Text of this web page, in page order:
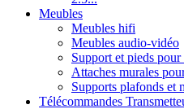
Meubles
Meubles hifi
Meubles audio-vidéo
Support et pieds pour
Attaches murales
Supports plafonds et
Télécommandes